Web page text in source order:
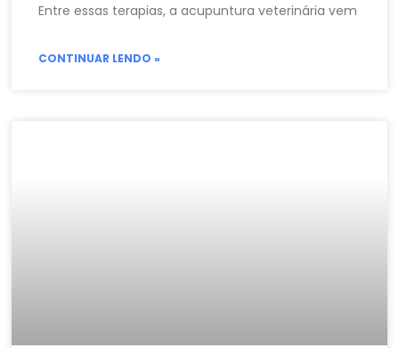
Entre essas terapias, a acupuntura veterinária vem
CONTINUAR LENDO »